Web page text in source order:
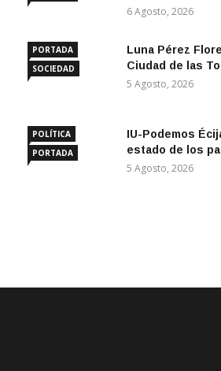
6 Agosto, 2026
PORTADA
SOCIEDAD
Luna Pérez
Ciudad de las
5 Agosto, 2026
POLÍTICA
PORTADA
IU-Podemos
estado de los
5 Agosto, 2026